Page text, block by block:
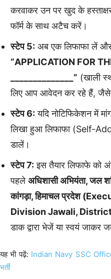
करवाकर उन पर खुद के
फॉर्म के साथ अटैच करें।
स्टेप 5: अब एक लिफाफा लें
“APPLICATION FOR
______________” (खाली
लिए आप आवेदन कर रहे हैं,
स्टेप 6: यदि नोटिफिकेशन में
लिखा हुआ लिफाफा (Self-
डालें।
स्टेप 7: इस तैयार लिफाफे को
पहले अधिशासी अभियंता, जल
कांगड़ा, हिमाचल प्रदेश
Division Jawali,
डाक द्वारा भेजें या स्वयं जाकर
यह भी पढ़ें: Indian Navy SSC
भर्ती